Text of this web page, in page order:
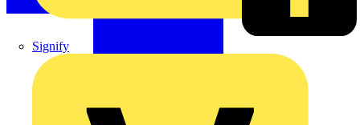
Signify